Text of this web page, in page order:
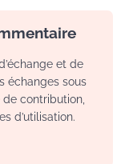
et de
échanges sous
contribution,
d’utilisation.